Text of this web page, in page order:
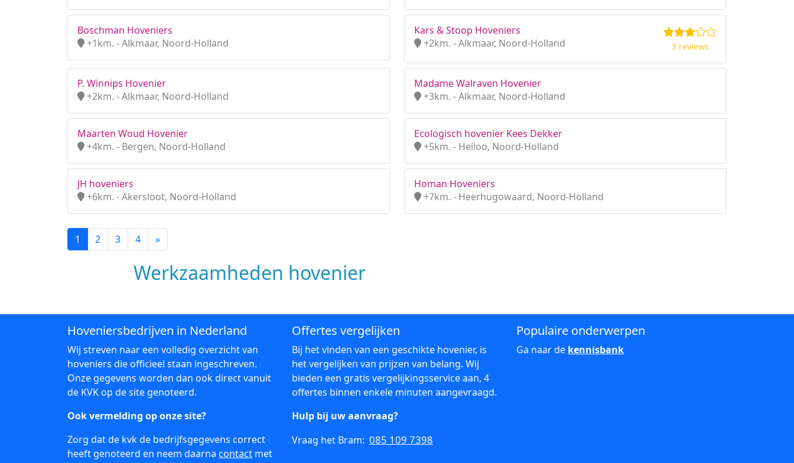
Boschman Hoveniers
+1km. - Alkmaar, Noord-Holland
Kars & Stoop Hoveniers
+2km. - Alkmaar, Noord-Holland
3 reviews
P. Winnips Hovenier
+2km. - Alkmaar, Noord-Holland
Madame Walraven Hovenier
+3km. - Alkmaar, Noord-Holland
Maarten Woud Hovenier
+4km. - Bergen, Noord-Holland
Ecologisch hovenier Kees Dekker
+5km. - Heiloo, Noord-Holland
JH hoveniers
+6km. - Akersloot, Noord-Holland
Homan Hoveniers
+7km. - Heerhugowaard, Noord-Holland
1 2 3 4 »
Werkzaamheden hovenier
Hoveniersbedrijven in Nederland
Wij streven naar een volledig overzicht van
hoveniers die officieel staan ingeschreven.
Onze gegevens worden dan ook direct vanuit
de KVK op de site genoteerd.
Ook vermelding op onze site?
Zorg dat de kvk de bedrijfsgegevens correct
heeft genoteerd en neem daarna contact met
Offertes vergelijken
Bij het vinden van een geschikte hovenier, is
het vergelijken van prijzen van belang. Wij
bieden een gratis vergelijkingsservice aan, 4
offertes binnen enkele minuten aangevraagd.
Hulp bij uw aanvraag?
Vraag het Bram: 085 109 7398
Populaire onderwerpen
Ga naar de kennisbank